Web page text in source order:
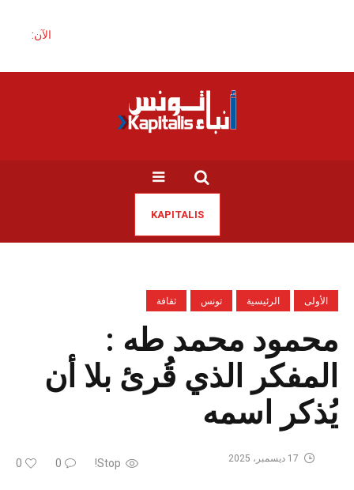
الآن:
KAPITALIS
الأولى الرئيسية تونس ثقافة
محمود محمد طه :
المفكر الذي قُرئ بلا أن
يُذكر اسمه
Stop!
0
0 17 ديسمبر، 2025